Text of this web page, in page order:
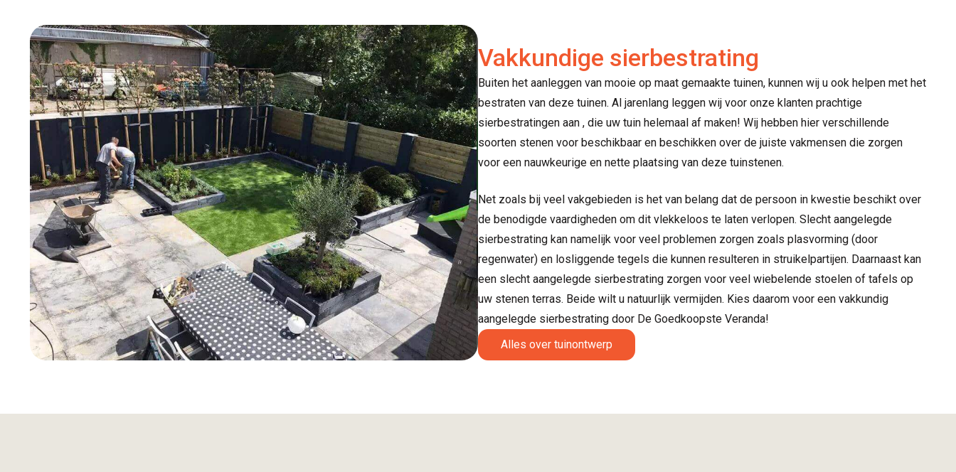
Vakkundige sierbestrating
Buiten het aanleggen van mooie op maat gemaakte tuinen, kunnen wij u ook helpen met het
bestraten van deze tuinen. Al jarenlang leggen wij voor onze klanten prachtige
sierbestratingen aan , die uw tuin helemaal af maken! Wij hebben hier verschillende
soorten stenen voor beschikbaar en beschikken over de juiste vakmensen die zorgen
voor een nauwkeurige en nette plaatsing van deze tuinstenen.
Net zoals bij veel vakgebieden is het van belang dat de persoon in kwestie beschikt over
de benodigde vaardigheden om dit vlekkeloos te laten verlopen. Slecht aangelegde
sierbestrating kan namelijk voor veel problemen zorgen zoals plasvorming (door
regenwater) en losliggende tegels die kunnen resulteren in struikelpartijen. Daarnaast kan
een slecht aangelegde sierbestrating zorgen voor veel wiebelende stoelen of tafels op
uw stenen terras. Beide wilt u natuurlijk vermijden. Kies daarom voor een vakkundig
aangelegde sierbestrating door De Goedkoopste Veranda!
Alles over tuinontwerp